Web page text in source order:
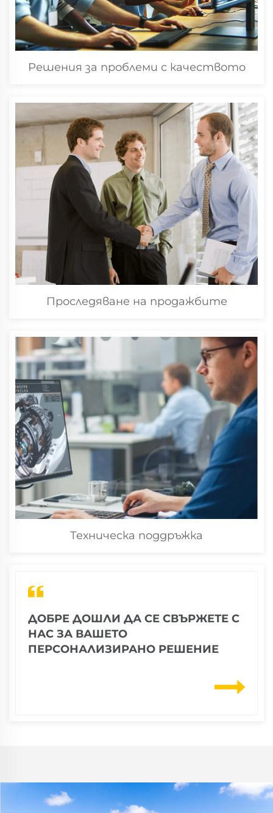
Решения за проблеми с качеството
Проследяване на продажбите
Техническа поддръжка
ДОБРЕ ДОШЛИ ДА СЕ СВЪРЖЕТЕ С
НАС ЗА ВАШЕТО
ПЕРСОНАЛИЗИРАНО РЕШЕНИЕ